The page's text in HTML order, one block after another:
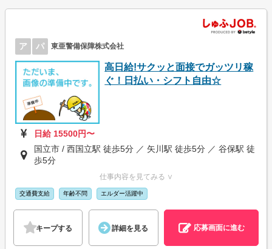
ア パ 東亜警備保障株式会社
高日給!サクッと面接でガッツリ稼
ぐ！日払い・シフト自由☆
日給 15500円〜
国立市 / 西国立駅 徒歩5分 ／ 矢川駅 徒歩5分 ／ 谷保駅 徒
歩5分
仕事内容を見てみる ∨
交通費支給 年齢不問 エルダー活躍中
キープする 詳細を見る 応募画面に進む